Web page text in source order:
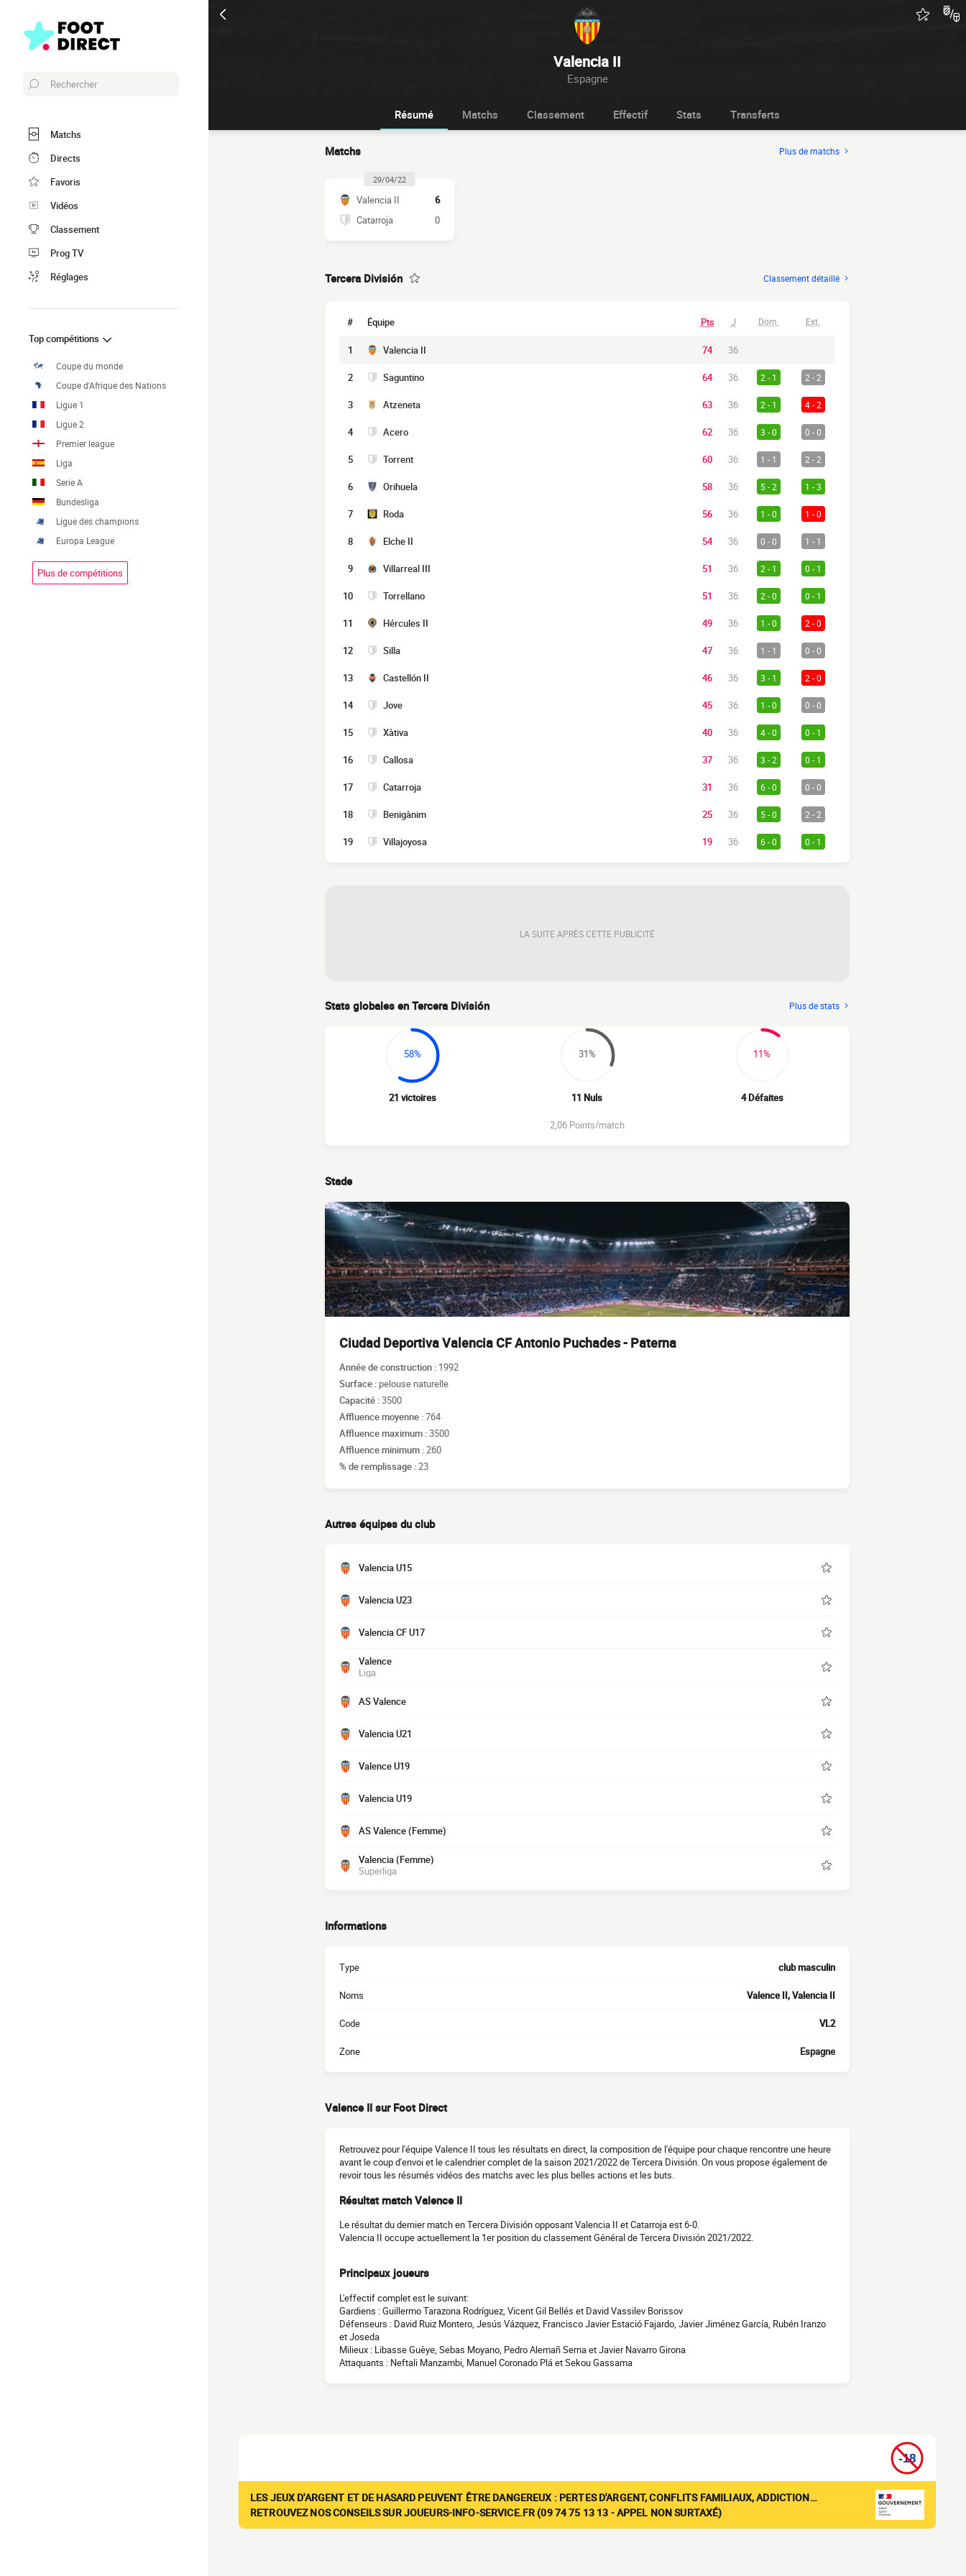
Valencia II
Espagne
Rechercher
Matchs
Directs
Favoris
Vidéos
Classement
Prog TV
Réglages
Top compétitions
Coupe du monde
Coupe d'Afrique des Nations
Ligue 1
Ligue 2
Premier league
Liga
Serie A
Bundesliga
Ligue des champions
Europa League
Plus de compétitions
Résumé Matchs Classement Effectif Stats Transferts
Matchs Plus de matchs
29/04/22
Valencia II
6
Catarroja
0
Tercera División Classement détaillé
# Équipe Pts J Dom. Ext.
1 Valencia II 74 36
2 Saguntino 64 36 2 - 1 2 - 2
3 Atzeneta 63 36 2 - 1 4 - 2
4 Acero 62 36 3 - 0 0 - 0
5 Torrent 60 36 1 - 1 2 - 2
6 Orihuela 58 36 5 - 2 1 - 3
7 Roda 56 36 1 - 0 1 - 0
8 Elche II 54 36 0 - 0 1 - 1
9 Villarreal III 51 36 2 - 1 0 - 1
10 Torrellano 51 36 2 - 0 0 - 1
11 Hércules II 49 36 1 - 0 2 - 0
12 Silla 47 36 1 - 1 0 - 0
13 Castellón II 46 36 3 - 1 2 - 0
14 Jove 45 36 1 - 0 0 - 0
15 Xàtiva 40 36 4 - 0 0 - 1
16 Callosa 37 36 3 - 2 0 - 1
17 Catarroja 31 36 6 - 0 0 - 0
18 Benigànim 25 36 5 - 0 2 - 2
19 Villajoyosa 19 36 6 - 0 0 - 1
LA SUITE APRÈS CETTE PUBLICITÉ
Stats globales en Tercera División Plus de stats
58%
21 victoires
31%
11 Nuls
11%
4 Défaites
2,06 Points/match
Stade
Ciudad Deportiva Valencia CF Antonio Puchades - Paterna
Année de construction : 1992
Surface : pelouse naturelle
Capacité :3500
Affluence moyenne :764
Affluence maximum :3500
Affluence minimum :260
% de remplissage :23
Autres équipes du club
Valencia U15
Valencia U23
Valencia CF U17
Valence
Liga
AS Valence
Valencia U21
Valence U19
Valencia U19
AS Valence (Femme)
Valencia (Femme)
Superliga
Informations
Type club masculin
Noms Valence II, Valencia II
Code VL2
Zone Espagne
Valence II sur Foot Direct
Retrouvez pour l'équipe Valence II tous les résultats en direct, la composition de l'équipe pour chaque rencontre une heure
avant le coup d'envoi et le calendrier complet de la saison 2021/2022 de Tercera División. On vous propose également de
revoir tous les résumés vidéos des matchs avec les plus belles actions et les buts.
Résultat match Valence II
Le résultat du dernier match en Tercera División opposant Valencia II et Catarroja est 6-0.
Valencia II occupe actuellement la 1er position du classement Général de Tercera División 2021/2022.
Principaux joueurs
L'effectif complet est le suivant:
Gardiens : Guillermo Tarazona Rodríguez, Vicent Gil Bellés et David Vassilev Borissov
Défenseurs : David Ruiz Montero, Jesús Vázquez, Francisco Javier Estació Fajardo, Javier Jiménez García, Rubén Iranzo
et Joseda
Milieux : Libasse Guèye, Sebas Moyano, Pedro Alemañ Serna et Javier Navarro Girona
Attaquants : Neftali Manzambi, Manuel Coronado Plá et Sekou Gassama
LES JEUX D'ARGENT ET DE HASARD PEUVENT ÊTRE DANGEREUX : PERTES D'ARGENT, CONFLITS FAMILIAUX, ADDICTION…
RETROUVEZ NOS CONSEILS SUR JOUEURS-INFO-SERVICE.FR (09 74 75 13 13 - APPEL NON SURTAXÉ)